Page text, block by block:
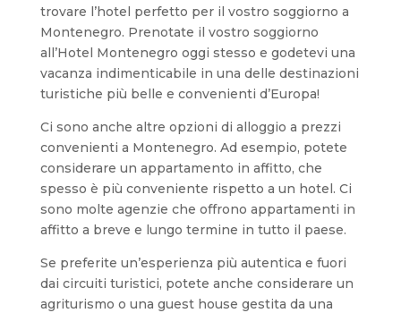
trovare l’hotel perfetto per il vostro soggiorno a
Montenegro. Prenotate il vostro soggiorno
all’Hotel Montenegro oggi stesso e godetevi una
vacanza indimenticabile in una delle destinazioni
turistiche più belle e convenienti d’Europa!
Ci sono anche altre opzioni di alloggio a prezzi
convenienti a Montenegro. Ad esempio, potete
considerare un appartamento in affitto, che
spesso è più conveniente rispetto a un hotel. Ci
sono molte agenzie che offrono appartamenti in
affitto a breve e lungo termine in tutto il paese.
Se preferite un’esperienza più autentica e fuori
dai circuiti turistici, potete anche considerare un
agriturismo o una guest house gestita da una